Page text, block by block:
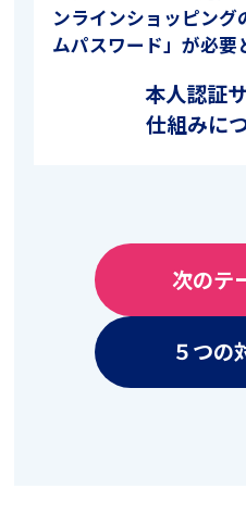
ンラインショッピング
ムパスワード」が必要
本人認証
仕組みに
次のテ
５つの